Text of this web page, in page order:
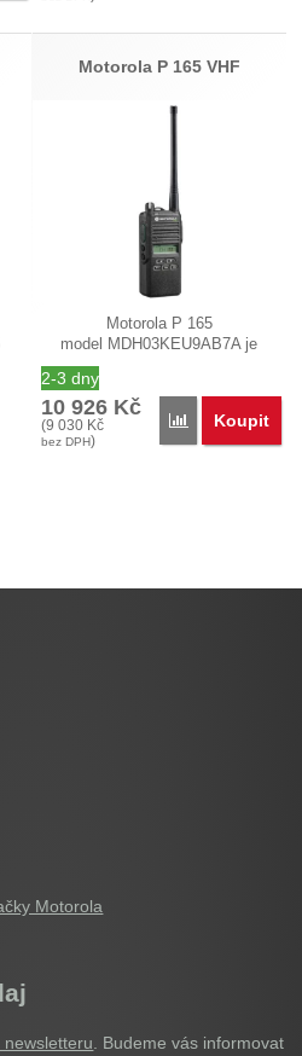
Motorola P 165 VHF
Motorola P 165
model MDH03KEU9AB7A je
přenosná 99 kanálová…
2-3 dny
10 926 Kč
(9 030 Kč
bez DPH)
Přidat
Koupit
Motorola
. Budeme vás informovat